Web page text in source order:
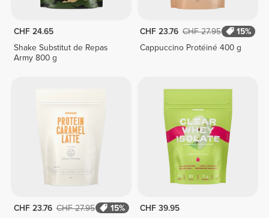
CHF 24.65
Shake Substitut de Repas
Army 800 g
CHF 23.76 CHF 27.95
15%
Cappuccino Protéiné 400 g
CHF 23.76 CHF 27.95
15%
CHF 39.95